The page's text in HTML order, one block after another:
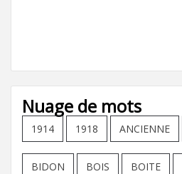
Nuage de mots
1914 1918 ANCIENNE
BIDON BOIS BOITE